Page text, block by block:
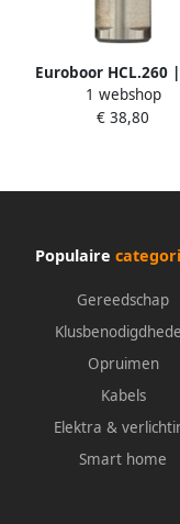
Euroboor HCL.260 |
Kernboor |
HCL.260
1 webshop
€ 38,80
Populaire
Gereedschap
Opruimen
Kabels
Elektra &
Smart home